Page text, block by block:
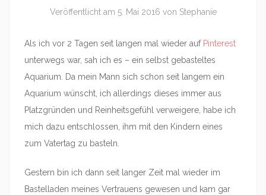
Veröffentlicht am 5. Mai 2016 von Stephanie
Als ich vor 2 Tagen seit langen mal wieder auf Pinterest
unterwegs war, sah ich es – ein selbst gebasteltes
Aquarium. Da mein Mann sich schon seit langem ein
Aquarium wünscht, ich allerdings dieses immer aus
Platzgründen und Reinheitsgefühl verweigere, habe ich
mich dazu entschlossen, ihm mit den Kindern eines
zum Vatertag zu basteln.
Gestern bin ich dann seit langer Zeit mal wieder im
Bastelladen meines Vertrauens gewesen und kam gar